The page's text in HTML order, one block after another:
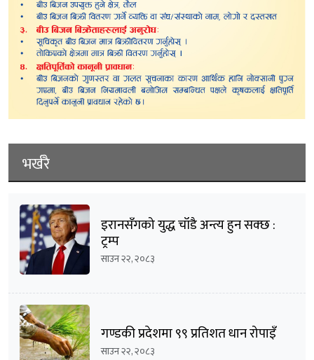
भर्खरै
इरानसँगको युद्ध चाँडै अन्त्य हुन सक्छ :
ट्रम्प
साउन २२, २०८३
गण्डकी प्रदेशमा ९९ प्रतिशत धान रोपाइँ
साउन २२, २०८३